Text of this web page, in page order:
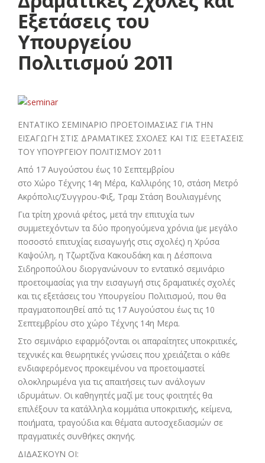
Εξετάσεις του
Υπουργείου
Πολιτισμού 2011
ΕΝΤΑΤΙΚΟ ΣΕΜΙΝΑΡΙΟ ΠΡOΕΤΟΙΜΑΣΙΑΣ ΓΙΑ ΤΗΝ
ΕΙΣΑΓΩΓΗ ΣΤΙΣ ΔΡΑΜΑΤΙΚΕΣ ΣΧΟΛΕΣ ΚΑΙ ΤΙΣ ΕΞΕΤΑΣΕΙΣ
ΤΟΥ ΥΠΟΥΡΓΕΙΟΥ ΠΟΛΙΤΙΣΜΟΥ 2011
Από 17 Αυγούστου έως 10 Σεπτεμβρίου
στο Χώρο Τέχνης 14η Μέρα, Καλλιρόης 10, στάση Μετρό
Ακρόπολις/Συγγρου-Φιξ, Τραμ Στάση Βουλιαγμένης
Για τρίτη χρονιά φέτος, μετά την επιτυχία των
συμμετεχόντων τα δύο προηγούμενα χρόνια (με μεγάλο
ποσοστό επιτυχίας εισαγωγής στις σχολές) η Χρύσα
Καψούλη, η Τζωρτζίνα Κακουδάκη και η Δέσποινα
Σιδηροπούλου διοργανώνουν το εντατικό σεμινάριο
προετοιμασίας για την εισαγωγή στις δραματικές σχολές
και τις εξετάσεις του Υπουργείου Πολιτισμού, που θα
πραγματοποιηθεί από τις 17 Αυγούστου έως τις 10
Σεπτεμβρίου στο χώρο Τέχνης 14η Μερα.
Στο σεμινάριο εφαρμόζονται οι απαραίτητες υποκριτικές,
τεχνικές και θεωρητικές γνώσεις που χρειάζεται ο κάθε
ενδιαφερόμενος προκειμένου να προετοιμαστεί
ολοκληρωμένα για τις απαιτήσεις των ανάλογων
ιδρυμάτων. Οι καθηγητές μαζί με τους φοιτητές θα
επιλέξουν τα κατάλληλα κομμάτια υποκριτικής, κείμενα,
ποιήματα, τραγούδια και θέματα αυτοσχεδιασμών σε
πραγματικές συνθήκες σκηνής.
ΔΙΔΑΣΚΟΥΝ ΟΙ: